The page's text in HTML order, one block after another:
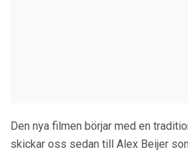
Den nya filmen börjar med en
skickar oss sedan till Alex Beijer